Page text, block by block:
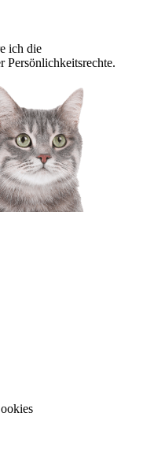
ich die
Persönlichkeitsrechte.